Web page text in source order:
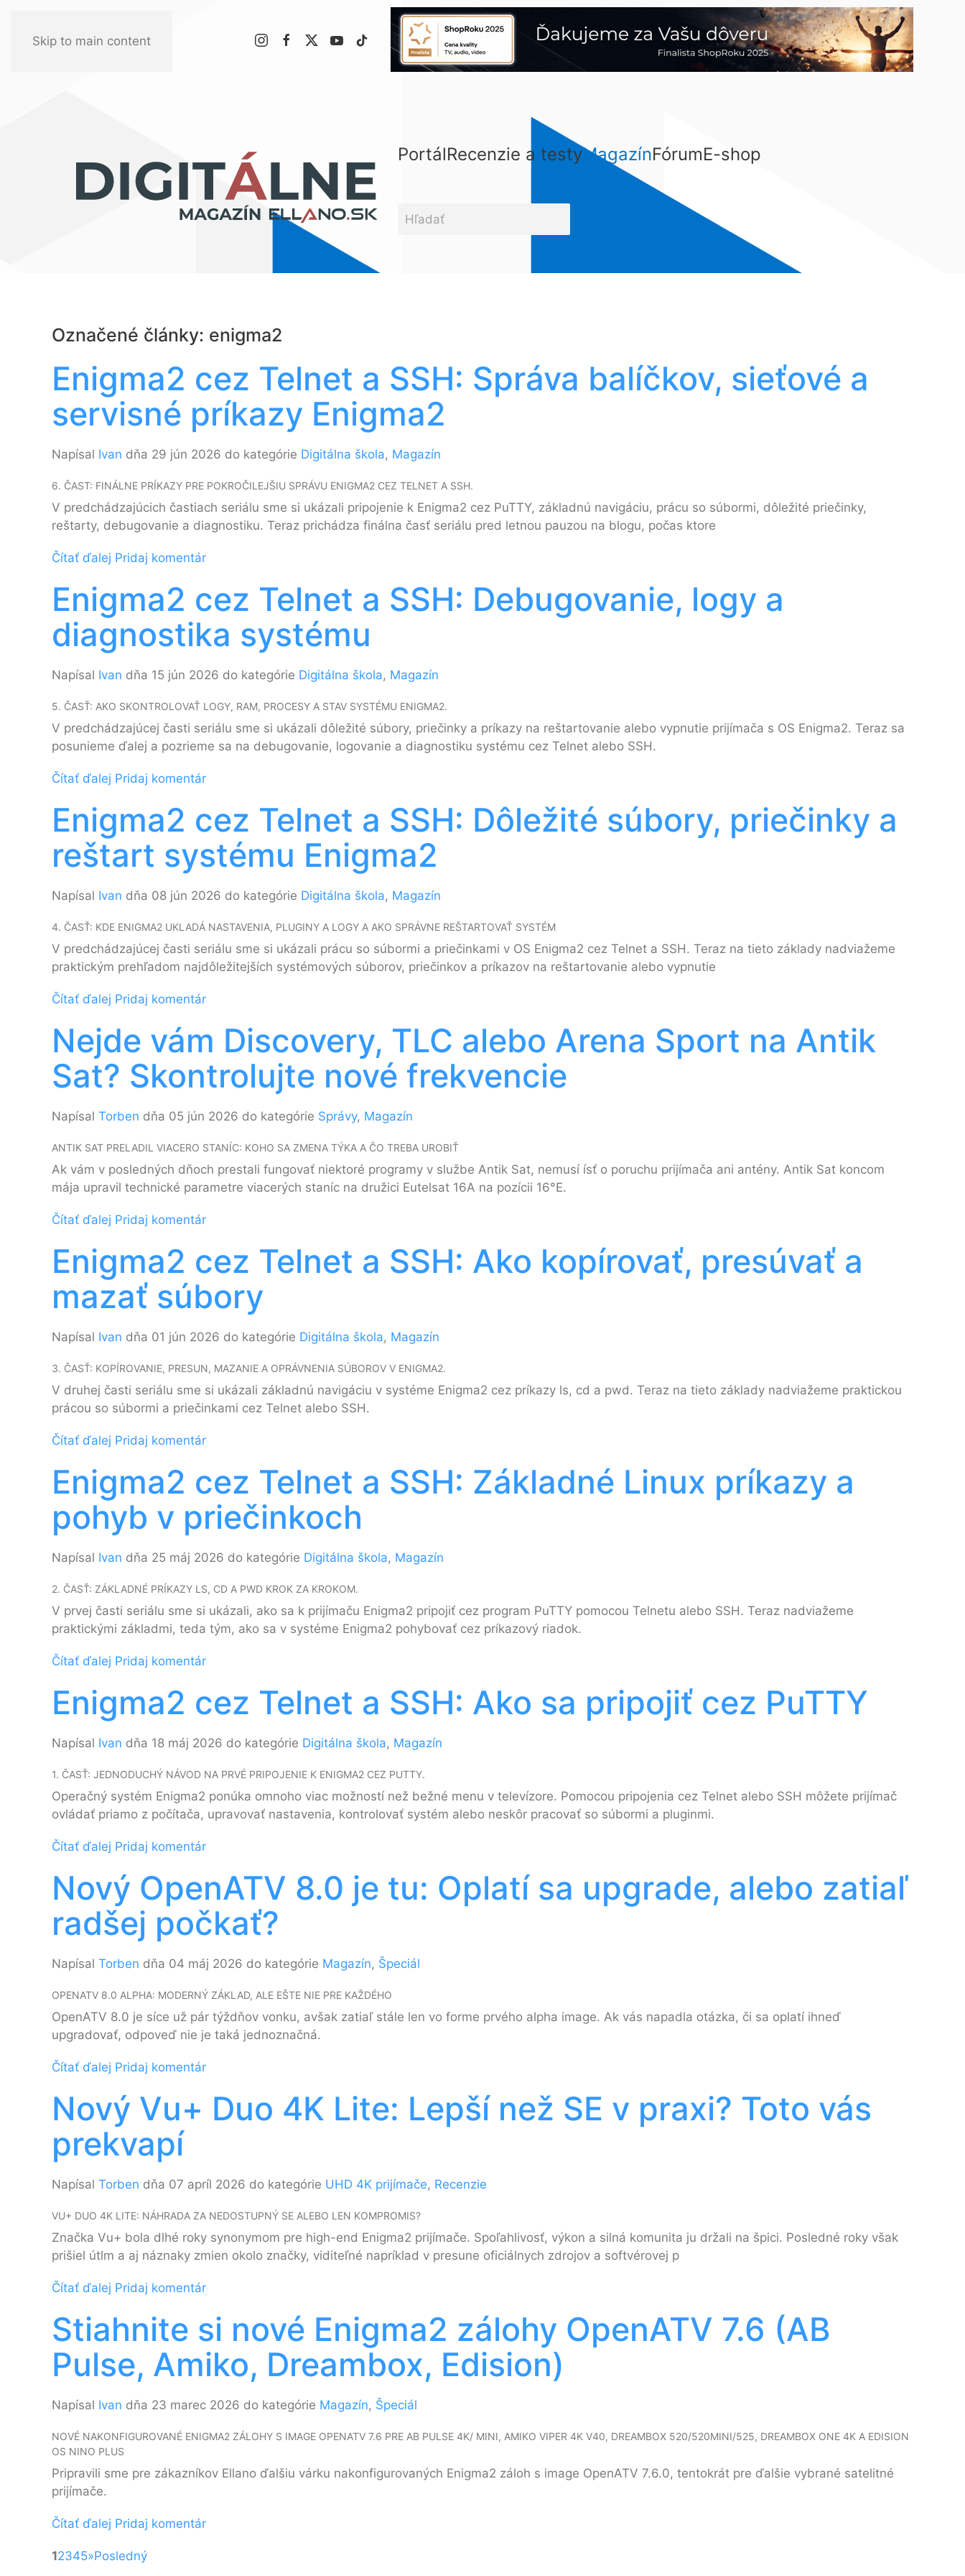
Skip to main content
PortálRecenzie a testyMagazínFórumE-shop
Označené články: enigma2
Enigma2 cez Telnet a SSH: Správa balíčkov, sieťové a
servisné príkazy Enigma2
Napísal Ivan dňa 29 jún 2026 do kategórie Digitálna škola, Magazín
6. ČAST: FINÁLNE PRÍKAZY PRE POKROČILEJŠIU SPRÁVU ENIGMA2 CEZ TELNET A SSH.
V predchádzajúcich častiach seriálu sme si ukázali pripojenie k Enigma2 cez PuTTY, základnú navigáciu, prácu so súbormi, dôležité priečinky,
reštarty, debugovanie a diagnostiku. Teraz prichádza finálna časť seriálu pred letnou pauzou na blogu, počas ktore
Čítať ďalej Pridaj komentár
Enigma2 cez Telnet a SSH: Debugovanie, logy a
diagnostika systému
Napísal Ivan dňa 15 jún 2026 do kategórie Digitálna škola, Magazín
5. ČASŤ: AKO SKONTROLOVAŤ LOGY, RAM, PROCESY A STAV SYSTÉMU ENIGMA2.
V predchádzajúcej časti seriálu sme si ukázali dôležité súbory, priečinky a príkazy na reštartovanie alebo vypnutie prijímača s OS Enigma2. Teraz sa
posunieme ďalej a pozrieme sa na debugovanie, logovanie a diagnostiku systému cez Telnet alebo SSH.
Čítať ďalej Pridaj komentár
Enigma2 cez Telnet a SSH: Dôležité súbory, priečinky a
reštart systému Enigma2
Napísal Ivan dňa 08 jún 2026 do kategórie Digitálna škola, Magazín
4. ČASŤ: KDE ENIGMA2 UKLADÁ NASTAVENIA, PLUGINY A LOGY A AKO SPRÁVNE REŠTARTOVAŤ SYSTÉM
V predchádzajúcej časti seriálu sme si ukázali prácu so súbormi a priečinkami v OS Enigma2 cez Telnet a SSH. Teraz na tieto základy nadviažeme
praktickým prehľadom najdôležitejších systémových súborov, priečinkov a príkazov na reštartovanie alebo vypnutie
Čítať ďalej Pridaj komentár
Nejde vám Discovery, TLC alebo Arena Sport na Antik
Sat? Skontrolujte nové frekvencie
Napísal Torben dňa 05 jún 2026 do kategórie Správy, Magazín
ANTIK SAT PRELADIL VIACERO STANÍC: KOHO SA ZMENA TÝKA A ČO TREBA UROBIŤ
Ak vám v posledných dňoch prestali fungovať niektoré programy v službe Antik Sat, nemusí ísť o poruchu prijímača ani antény. Antik Sat koncom
mája upravil technické parametre viacerých staníc na družici Eutelsat 16A na pozícii 16°E.
Čítať ďalej Pridaj komentár
Enigma2 cez Telnet a SSH: Ako kopírovať, presúvať a
mazať súbory
Napísal Ivan dňa 01 jún 2026 do kategórie Digitálna škola, Magazín
3. ČASŤ: KOPÍROVANIE, PRESUN, MAZANIE A OPRÁVNENIA SÚBOROV V ENIGMA2.
V druhej časti seriálu sme si ukázali základnú navigáciu v systéme Enigma2 cez príkazy ls, cd a pwd. Teraz na tieto základy nadviažeme praktickou
prácou so súbormi a priečinkami cez Telnet alebo SSH.
Čítať ďalej Pridaj komentár
Enigma2 cez Telnet a SSH: Základné Linux príkazy a
pohyb v priečinkoch
Napísal Ivan dňa 25 máj 2026 do kategórie Digitálna škola, Magazín
2. ČASŤ: ZÁKLADNÉ PRÍKAZY LS, CD A PWD KROK ZA KROKOM.
V prvej časti seriálu sme si ukázali, ako sa k prijímaču Enigma2 pripojiť cez program PuTTY pomocou Telnetu alebo SSH. Teraz nadviažeme
praktickými základmi, teda tým, ako sa v systéme Enigma2 pohybovať cez príkazový riadok.
Čítať ďalej Pridaj komentár
Enigma2 cez Telnet a SSH: Ako sa pripojiť cez PuTTY
Napísal Ivan dňa 18 máj 2026 do kategórie Digitálna škola, Magazín
1. ČASŤ: JEDNODUCHÝ NÁVOD NA PRVÉ PRIPOJENIE K ENIGMA2 CEZ PUTTY.
Operačný systém Enigma2 ponúka omnoho viac možností než bežné menu v televízore. Pomocou pripojenia cez Telnet alebo SSH môžete prijímač
ovládať priamo z počítača, upravovať nastavenia, kontrolovať systém alebo neskôr pracovať so súbormi a pluginmi.
Čítať ďalej Pridaj komentár
Nový OpenATV 8.0 je tu: Oplatí sa upgrade, alebo zatiaľ
radšej počkať?
Napísal Torben dňa 04 máj 2026 do kategórie Magazín, Špeciál
OPENATV 8.0 ALPHA: MODERNÝ ZÁKLAD, ALE EŠTE NIE PRE KAŽDÉHO
OpenATV 8.0 je síce už pár týždňov vonku, avšak zatiaľ stále len vo forme prvého alpha image. Ak vás napadla otázka, či sa oplatí ihneď
upgradovať, odpoveď nie je taká jednoznačná.
Čítať ďalej Pridaj komentár
Nový Vu+ Duo 4K Lite: Lepší než SE v praxi? Toto vás
prekvapí
Napísal Torben dňa 07 apríl 2026 do kategórie UHD 4K prijímače, Recenzie
VU+ DUO 4K LITE: NÁHRADA ZA NEDOSTUPNÝ SE ALEBO LEN KOMPROMIS?
Značka Vu+ bola dlhé roky synonymom pre high-end Enigma2 prijímače. Spoľahlivosť, výkon a silná komunita ju držali na špici. Posledné roky však
prišiel útlm a aj náznaky zmien okolo značky, viditeľné napríklad v presune oficiálnych zdrojov a softvérovej p
Čítať ďalej Pridaj komentár
Stiahnite si nové Enigma2 zálohy OpenATV 7.6 (AB
Pulse, Amiko, Dreambox, Edision)
Napísal Ivan dňa 23 marec 2026 do kategórie Magazín, Špeciál
NOVÉ NAKONFIGUROVANÉ ENIGMA2 ZÁLOHY S IMAGE OPENATV 7.6 PRE AB PULSE 4K/ MINI, AMIKO VIPER 4K V40, DREAMBOX 520/520MINI/525, DREAMBOX ONE 4K A EDISION
OS NINO PLUS
Pripravili sme pre zákazníkov Ellano ďalšiu várku nakonfigurovaných Enigma2 záloh s image OpenATV 7.6.0, tentokrát pre ďalšie vybrané satelitné
prijímače.
Čítať ďalej Pridaj komentár
12345»Posledný